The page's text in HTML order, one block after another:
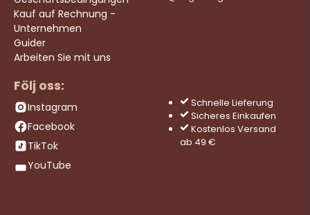
Kauf auf Rechnung -
Unternehmen
Guider
Arbeiten Sie mit uns
Följ oss:
Instagram
Facebook
TikTok
YouTube
Schnelle Lieferung
Sicheres Einkaufen
Kostenlos Versand
ab 49 €